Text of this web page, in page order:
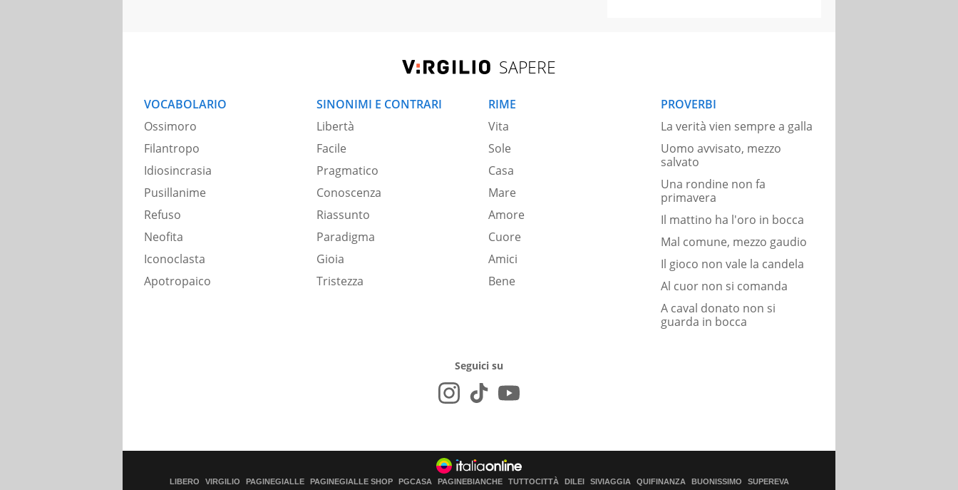
SAPERE
VOCABOLARIO
Ossimoro
Filantropo
Idiosincrasia
Pusillanime
Refuso
Neofita
Iconoclasta
Apotropaico
SINONIMI E CONTRARI
Libertà
Facile
Pragmatico
Conoscenza
Riassunto
Paradigma
Gioia
Tristezza
RIME
Vita
Sole
Casa
Mare
Amore
Cuore
Amici
Bene
PROVERBI
La verità vien sempre a galla
Uomo avvisato, mezzo
salvato
Una rondine non fa
primavera
Il mattino ha l'oro in bocca
Mal comune, mezzo gaudio
Il gioco non vale la candela
Al cuor non si comanda
A caval donato non si
guarda in bocca
Seguici su
LIBERO VIRGILIO PAGINEGIALLE PAGINEGIALLE SHOP PGCASA PAGINEBIANCHE TUTTOCITTÀ DILEI SIVIAGGIA QUIFINANZA BUONISSIMO SUPEREVA